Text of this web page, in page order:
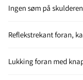
Ingen søm på
Reflekstrekant foran,
Lukking foran med